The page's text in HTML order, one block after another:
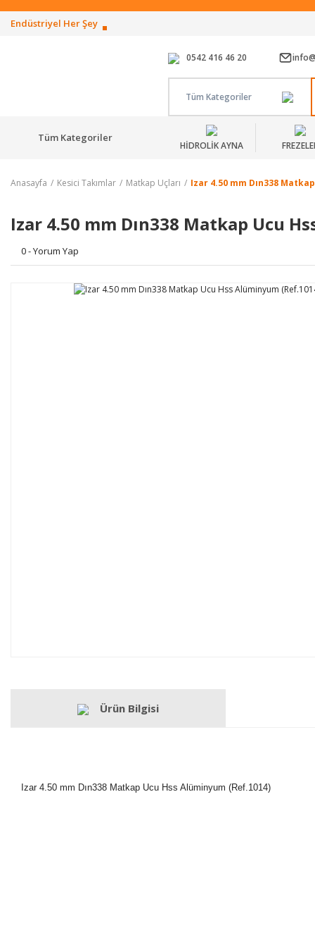
Endüstriyel Her Şey
0542 416 46 20
Tüm Kategoriler
Tüm Kategoriler
HİDROLİK AYNA
Anasayfa Kesici Takımlar Matkap Uçları Izar 4.50 mm Dın338
Izar 4.50 mm Dın338 Matkap Ucu
0 - Yorum Yap
Ürün Bilgisi
Izar 4.50 mm Dın338 Matkap Ucu Hss Alüminyum (Ref.1014)